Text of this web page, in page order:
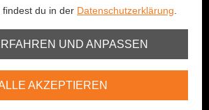
Montag geschlossen
Dienstag bis Freitag:
- 12:00 Uhr / 13:30 - 18:30 Uhr
Samstag:
08:00 - 16:00 Uhr
du in der Datenschutzerklärung
UND ANPASSEN
AKZEPTIEREN